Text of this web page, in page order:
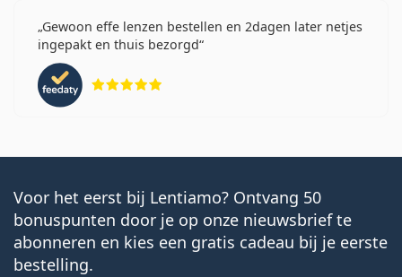
Gewoon effe lenzen bestellen en 2dagen later netjes
ingepakt en thuis bezorgd
Voor het eerst bij Lentiamo? Ontvang 50
bonuspunten door je op onze nieuwsbrief te
abonneren en kies een gratis cadeau bij je eerste
bestelling.